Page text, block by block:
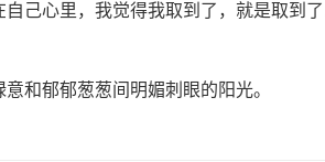
己心里，我觉得我取到了，就是取到了
和郁郁葱葱间明媚刺眼的阳光。